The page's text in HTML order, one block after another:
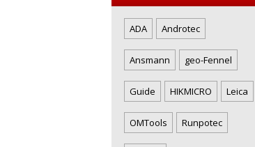
ADA Androtec
Ansmann geo-Fennel
Guide HIKMICRO Leica
OMTools Runpotec